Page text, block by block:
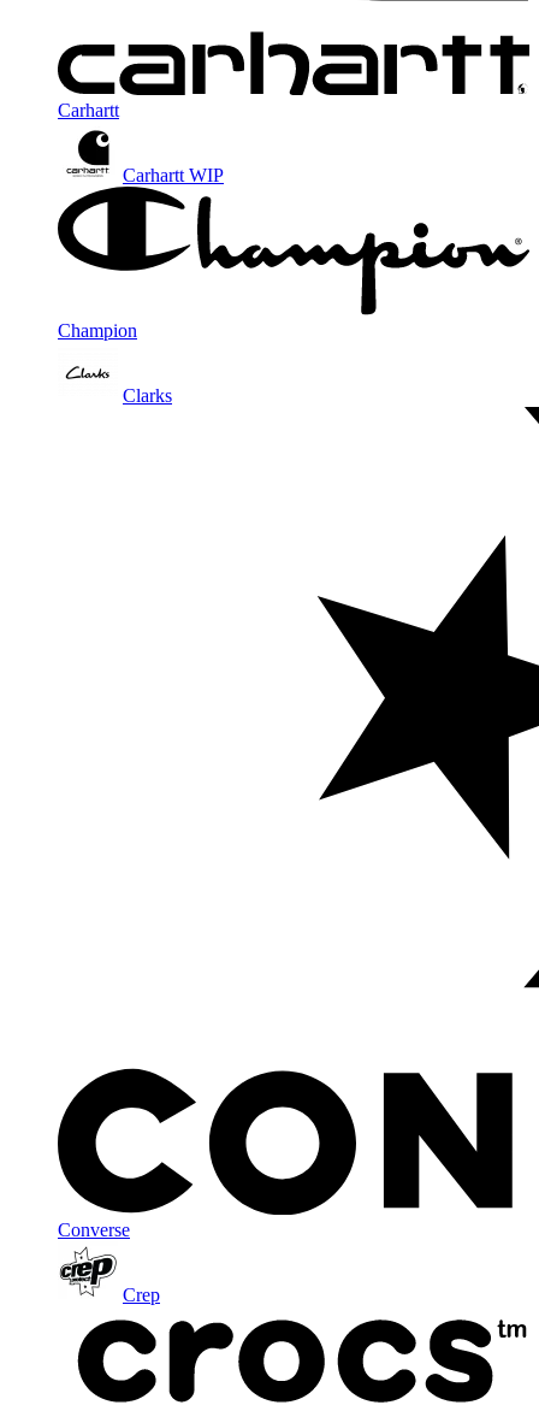
Carhartt
Carhartt WIP
Champion
Clarks
Converse
Crep